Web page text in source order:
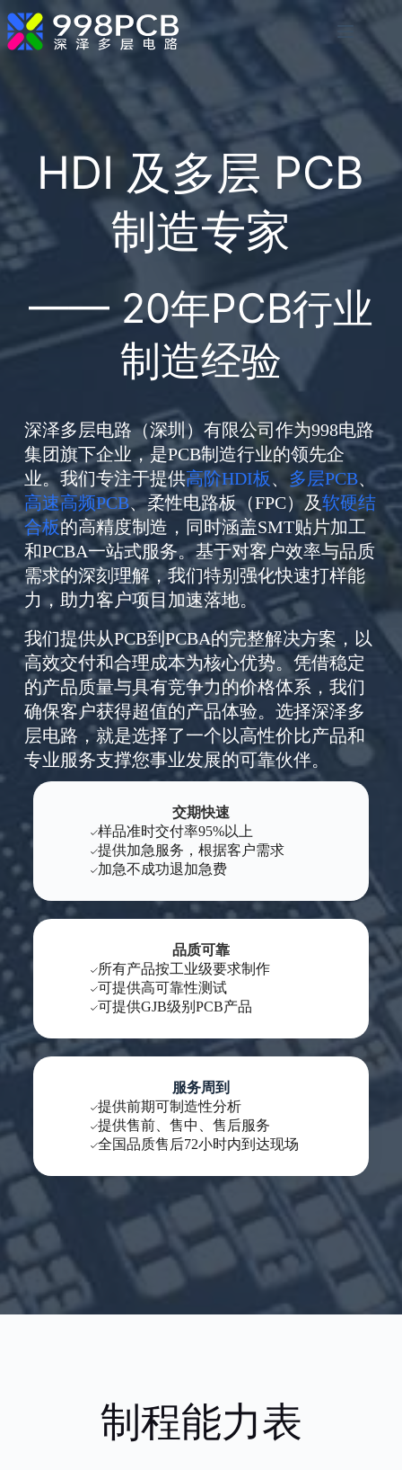
至
内
HDI 及多层 PCB
制造专家
—— 20年PCB行业
制造经验
深泽多层电路（深圳）有限公司作为998电路
集团旗下企业，是PCB制造行业的领先企
业。我们专注于提供高阶HDI板、 多层PCB、
高速高频PCB、柔性电路板（FPC）及软硬结
合板的高精度制造，同时涵盖SMT贴片加工
和PCBA一站式服务。基于对客户效率与品质
需求的深刻理解，我们特别强化快速打样能
力，助力客户项目加速落地。
我们提供从PCB到PCBA的完整解决方案，以
高效交付和合理成本为核心优势。凭借稳定
的产品质量与具有竞争力的价格体系，我们
确保客户获得超值的产品体验。选择深泽多
层电路，就是选择了一个以高性价比产品和
专业服务支撑您事业发展的可靠伙伴。
交期快速
样品准时交付率95%以上
提供加急服务，根据客户需求
加急不成功退加急费
品质可靠
所有产品按工业级要求制作
可提供高可靠性测试
可提供GJB级别PCB产品
服务周到
提供前期可制造性分析
提供售前、售中、售后服务
全国品质售后72小时内到达现场
制程能力表